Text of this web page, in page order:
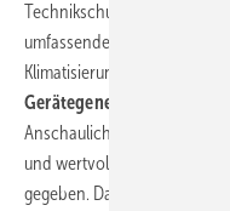
Technikschulungen für
umfassenden
Klimatisierung und Lüftung.
Gerätegenerationen mit
Anschaulich werden
und wertvolle Hinweise für
gegeben. Dazu zählen auch